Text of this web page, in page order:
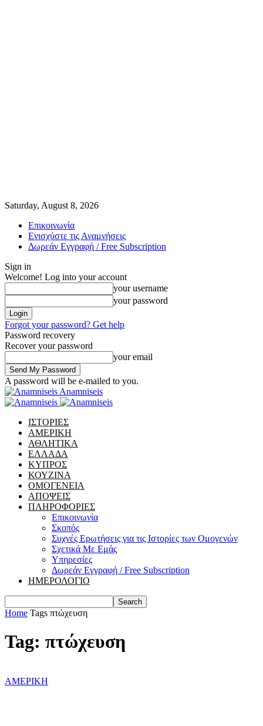
Saturday, August 8, 2026
Επικοινωνία
Ενισχύστε τις Αναμνήσεις
Δωρεάν Εγγραφή / Free Subscription
Sign in
Welcome! Log into your account
your username
your password
Forgot your password? Get help
Password recovery
Recover your password
your email
A password will be e-mailed to you.
Anamniseis
ΙΣΤΟΡΙΕΣ
ΑΜΕΡΙΚΗ
ΑΘΛΗΤΙΚΑ
ΕΛΛΑΔΑ
ΚΥΠΡΟΣ
ΚΟΥΖΙΝΑ
ΟΜΟΓΕΝΕΙΑ
ΑΠΟΨΕΙΣ
ΠΛΗΡΟΦΟΡΙΕΣ
Επικοινωνία
Σκοπός
Συχνές Ερωτήσεις για τις Ιστορίες των Ομογενών
Σχετικά Με Εμάς
Υπηρεσίες
Δωρεάν Εγγραφή / Free Subscription
ΗΜΕΡΟΛΟΓΙΟ
Home Tags πτώχευση
Tag: πτώχευση
ΑΜΕΡΙΚΗ